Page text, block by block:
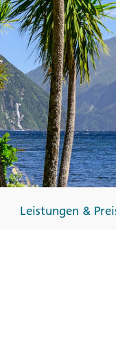
Gutscheine
Messen und
Notfallteam und
Krisenmanagement
Leistungen &